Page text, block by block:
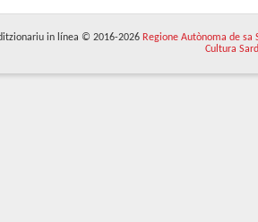
in línea © 2016-2026 Regione Autònoma de sa
Cultura